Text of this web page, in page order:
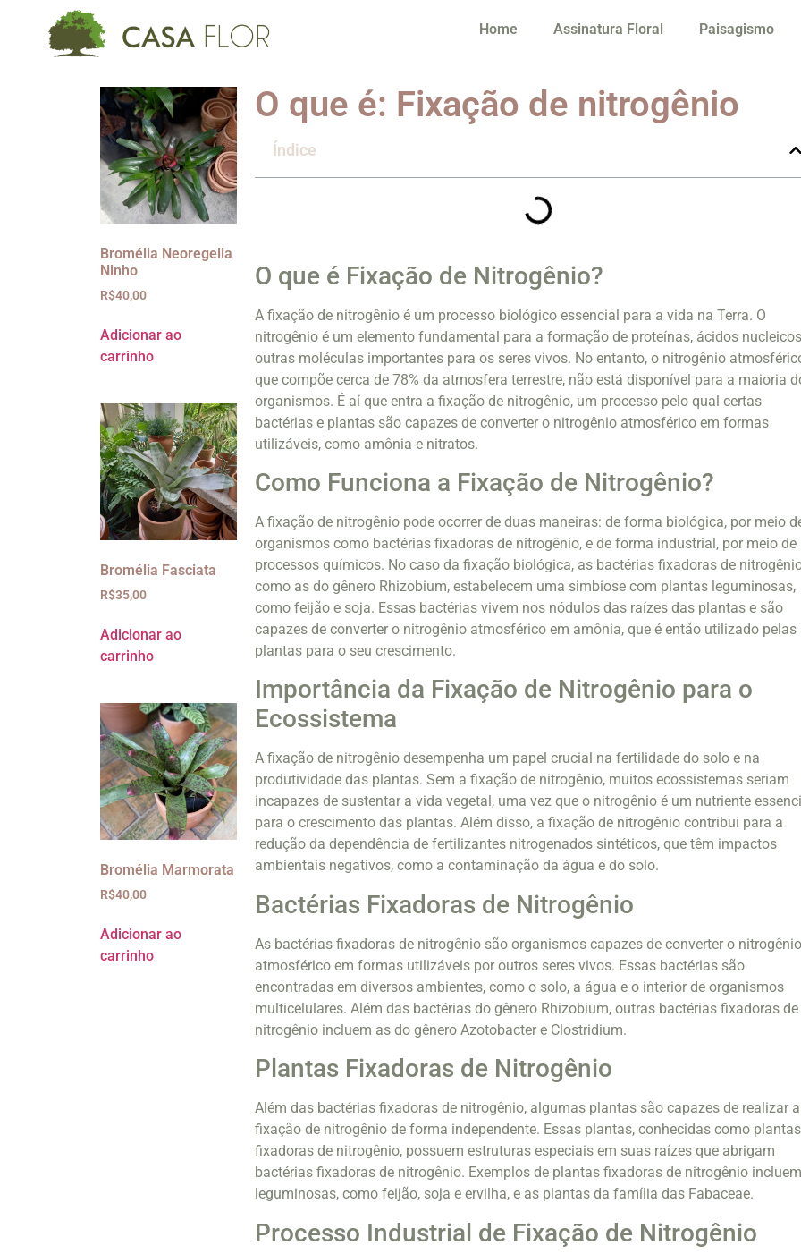
Home Assinatura Floral Paisagismo
Bromélia Neoregelia
Ninho
R$40,00
Adicionar ao
carrinho
Bromélia Fasciata
R$35,00
Adicionar ao
carrinho
Bromélia Marmorata
R$40,00
Adicionar ao
carrinho
O que é: Fixação de nitrogênio
Índice
O que é Fixação de Nitrogênio?
A fixação de nitrogênio é um processo biológico essencial para a vida na Terra. O
nitrogênio é um elemento fundamental para a formação de proteínas, ácidos
outras moléculas importantes para os seres vivos. No entanto, o nitrogênio
que compõe cerca de 78% da atmosfera terrestre, não está disponível para a maioria
organismos. É aí que entra a fixação de nitrogênio, um processo pelo qual certas
bactérias e plantas são capazes de converter o nitrogênio atmosférico em formas
utilizáveis, como amônia e nitratos.
Como Funciona a Fixação de Nitrogênio?
A fixação de nitrogênio pode ocorrer de duas maneiras: de forma biológica, por meio
organismos como bactérias fixadoras de nitrogênio, e de forma industrial, por meio de
processos químicos. No caso da fixação biológica, as bactérias fixadoras de
como as do gênero Rhizobium, estabelecem uma simbiose com plantas leguminosas,
como feijão e soja. Essas bactérias vivem nos nódulos das raízes das plantas e são
capazes de converter o nitrogênio atmosférico em amônia, que é então utilizado pelas
plantas para o seu crescimento.
Importância da Fixação de Nitrogênio para o
Ecossistema
A fixação de nitrogênio desempenha um papel crucial na fertilidade do solo e na
produtividade das plantas. Sem a fixação de nitrogênio, muitos ecossistemas seriam
incapazes de sustentar a vida vegetal, uma vez que o nitrogênio é um nutriente
para o crescimento das plantas. Além disso, a fixação de nitrogênio contribui para a
redução da dependência de fertilizantes nitrogenados sintéticos, que têm impactos
ambientais negativos, como a contaminação da água e do solo.
Bactérias Fixadoras de Nitrogênio
As bactérias fixadoras de nitrogênio são organismos capazes de converter o nitrogênio
atmosférico em formas utilizáveis por outros seres vivos. Essas bactérias são
encontradas em diversos ambientes, como o solo, a água e o interior de organismos
multicelulares. Além das bactérias do gênero Rhizobium, outras bactérias fixadoras de
nitrogênio incluem as do gênero Azotobacter e Clostridium.
Plantas Fixadoras de Nitrogênio
Além das bactérias fixadoras de nitrogênio, algumas plantas são capazes de realizar a
fixação de nitrogênio de forma independente. Essas plantas, conhecidas como plantas
fixadoras de nitrogênio, possuem estruturas especiais em suas raízes que abrigam
bactérias fixadoras de nitrogênio. Exemplos de plantas fixadoras de nitrogênio
leguminosas, como feijão, soja e ervilha, e as plantas da família das Fabaceae.
Processo Industrial de Fixação de Nitrogênio